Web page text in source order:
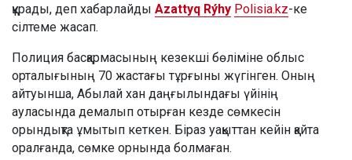
құрады, деп хабарлайды Azattyq Rýhy Polisia.kz-ке
сілтеме жасап.
Полиция басқармасының кезекші бөліміне облыс
орталығының 70 жастағы тұрғыны жүгінген. Оның
айтуынша, Абылай хан даңғылындағы үйінің
ауласында демалып отырған кезде сөмкесін
орындықта ұмытып кеткен. Біраз уақыттан кейін қайта
оралғанда, сөмке орнында болмаған.